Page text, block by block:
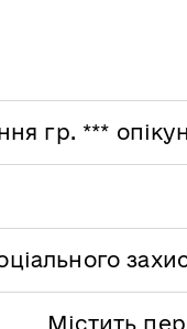
гр. ***
Містить